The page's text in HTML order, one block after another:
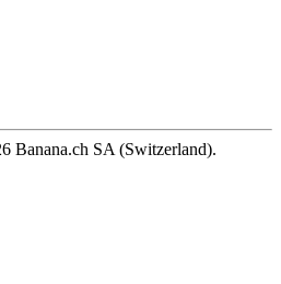
Banana.ch SA (Switzerland).